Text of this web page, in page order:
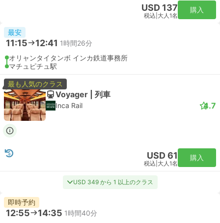
USD 137
税込 大人1名
購入
最安
11:15 12:41 1時間26分
オリャンタイタンボ インカ鉄道事務所
マチュピチュ駅
最も人気のクラス
Voyager | 列車
Inca Rail 4.7
USD 61
税込 大人1名
購入
USD 349 から 1 以上のクラス
即時予約
12:55 14:35 1時間40分